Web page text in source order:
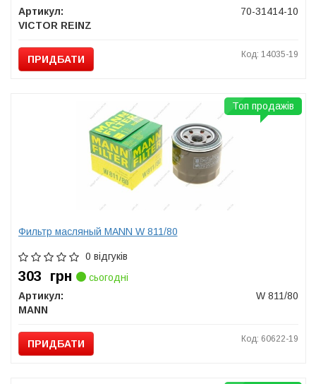
Артикул:
70-31414-10
VICTOR REINZ
ПРИДБАТИ Код: 14035-19
Фильтр масляный MANN W 811/80
0 відгуків
303 грн
сьогодні
Артикул:
W 811/80
MANN
ПРИДБАТИ Код: 60622-19
Топ продажів